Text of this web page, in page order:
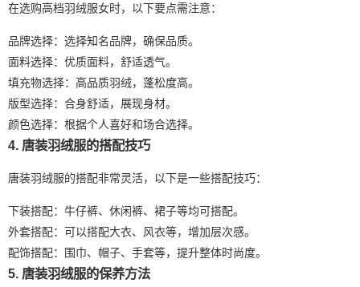
在选购高档羽绒服女时，以下要点需注意：
品牌选择：选择知名品牌，确保品质。
面料选择：优质面料，舒适透气。
填充物选择：高品质羽绒，蓬松度高。
版型选择：合身舒适，展现身材。
颜色选择：根据个人喜好和场合选择。
4. 唐装羽绒服的搭配技巧
唐装羽绒服的搭配非常灵活，以下是一些搭配技巧：
下装搭配：牛仔裤、休闲裤、裙子等均可搭配。
外套搭配：可以搭配大衣、风衣等，增加层次感。
配饰搭配：围巾、帽子、手套等，提升整体时尚度。
5. 唐装羽绒服的保养方法